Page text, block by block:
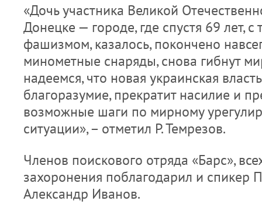
«Дочь участника Великой
Донецке — городе, где спустя 69 лет, с
фашизмом, казалось, покончено
минометные снаряды, снова гибнут
надеемся, что новая украинская
благоразумие, прекратит насилие и
возможные шаги по мирному
ситуации», – отметил Р. Темрезов.
Членов поискового отряда «Барс»,
захоронения поблагодарил и спикер
Александр Иванов.